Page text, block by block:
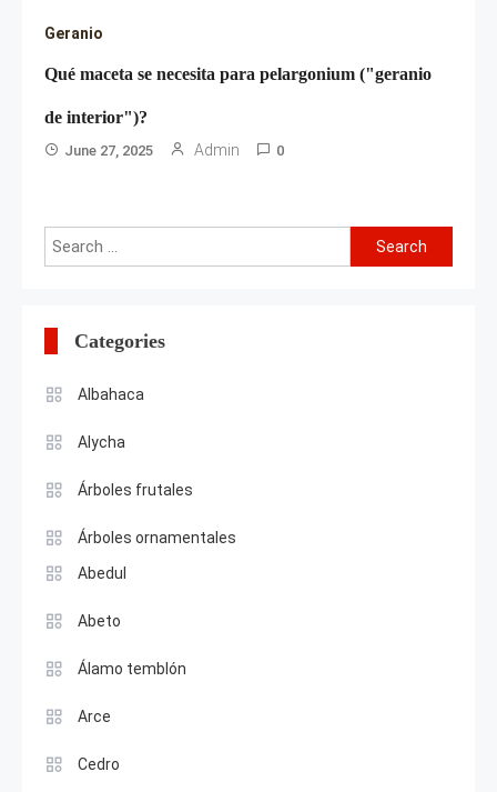
Geranio
Qué maceta se necesita para pelargonium ("geranio
de interior")?
June 27, 2025 Admin 0
Search
for:
Categories
Albahaca
Alycha
Árboles frutales
Árboles ornamentales
Abedul
Abeto
Álamo temblón
Arce
Cedro